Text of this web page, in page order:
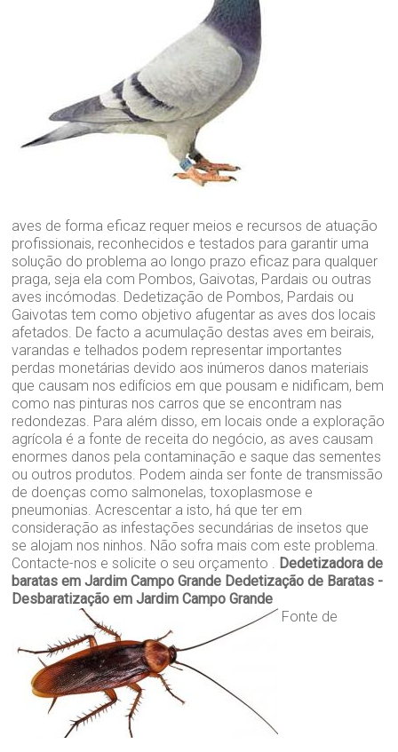
aves de forma eficaz requer meios e recursos de atuação
profissionais, reconhecidos e testados para garantir uma
solução do problema ao longo prazo eficaz para qualquer
praga, seja ela com Pombos, Gaivotas, Pardais ou outras
aves incómodas. Dedetização de Pombos, Pardais ou
Gaivotas tem como objetivo afugentar as aves dos locais
afetados. De facto a acumulação destas aves em beirais,
varandas e telhados podem representar importantes
perdas monetárias devido aos inúmeros danos materiais
que causam nos edifícios em que pousam e nidificam, bem
como nas pinturas nos carros que se encontram nas
redondezas. Para além disso, em locais onde a exploração
agrícola é a fonte de receita do negócio, as aves causam
enormes danos pela contaminação e saque das sementes
ou outros produtos. Podem ainda ser fonte de transmissão
de doenças como salmonelas, toxoplasmose e
pneumonias. Acrescentar a isto, há que ter em
consideração as infestações secundárias de insetos que
se alojam nos ninhos. Não sofra mais com este problema.
Contacte-nos e solicite o seu orçamento .
Dedetizadora de
baratas em Jardim Campo Grande Dedetização de Baratas -
Desbaratização em Jardim Campo Grande
Fonte de